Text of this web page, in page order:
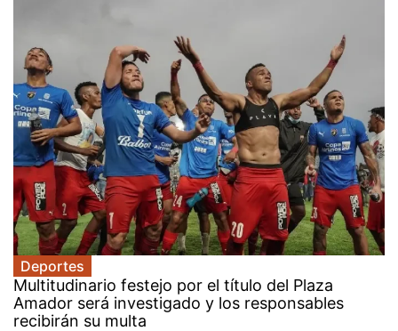
Deportes
Multitudinario festejo por el título del Plaza
Amador será investigado y los responsables
recibirán su multa